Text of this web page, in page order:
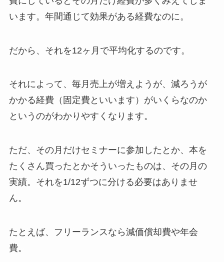
います。年間通じて効果がある経費なのに。
だから、それを12ヶ月で平均化するのです。
それによって、毎月売上が増えようが、減ろうが
かかる経費（固定費といいます）がいくらなのか
というのがわかりやすくなります。
ただ、その月だけセミナーに参加したとか、本を
たくさん買ったとかそういったものは、その月の
実績。それを1/12ずつに分ける必要はありませ
ん。
たとえば、フリーランスなら減価償却費や年会
費。